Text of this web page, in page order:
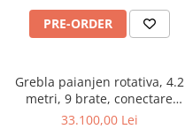
PRE-ORDER
Grebla paianjen rotativa, 4.2
metri, 9 brate, conectare
cardan tractor, Zeppelin 042Z
33.100,00 Lei